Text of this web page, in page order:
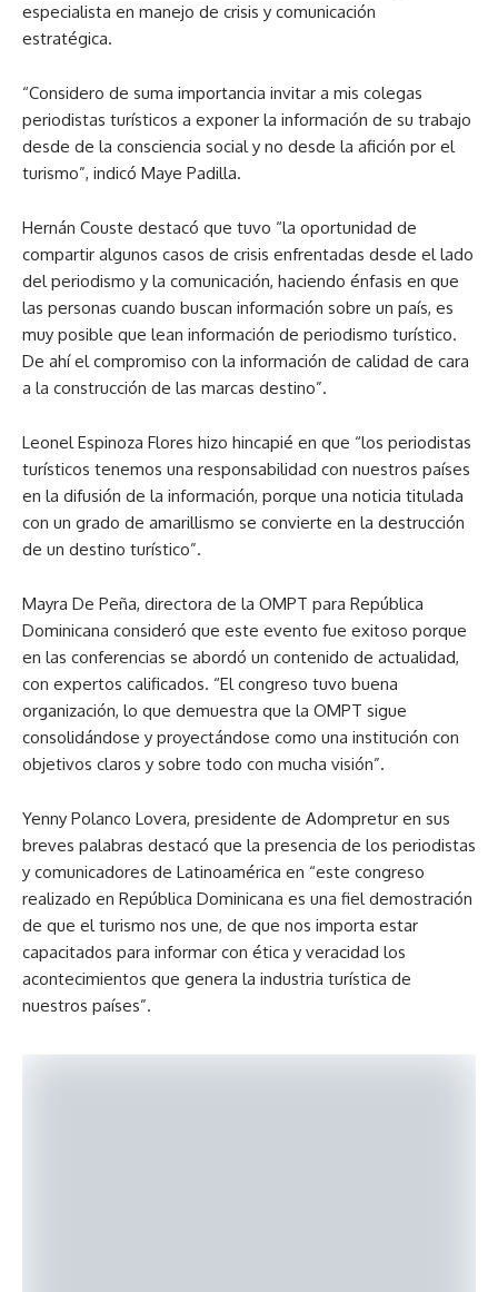
especialista en manejo de crisis y comunicación
estratégica.
“Considero de suma importancia invitar a mis colegas
periodistas turísticos a exponer la información de su trabajo
desde de la consciencia social y no desde la afición por el
turismo”, indicó Maye Padilla.
Hernán Couste destacó que tuvo “la oportunidad de
compartir algunos casos de crisis enfrentadas desde el lado
del periodismo y la comunicación, haciendo énfasis en que
las personas cuando buscan información sobre un país, es
muy posible que lean información de periodismo turístico.
De ahí el compromiso con la información de calidad de cara
a la construcción de las marcas destino”.
Leonel Espinoza Flores hizo hincapié en que “los periodistas
turísticos tenemos una responsabilidad con nuestros países
en la difusión de la información, porque una noticia titulada
con un grado de amarillismo se convierte en la destrucción
de un destino turístico”.
Mayra De Peña, directora de la OMPT para República
Dominicana consideró que este evento fue exitoso porque
en las conferencias se abordó un contenido de actualidad,
con expertos calificados. “El congreso tuvo buena
organización, lo que demuestra que la OMPT sigue
consolidándose y proyectándose como una institución con
objetivos claros y sobre todo con mucha visión”.
Yenny Polanco Lovera, presidente de Adompretur en sus
breves palabras destacó que la presencia de los periodistas
y comunicadores de Latinoamérica en “este congreso
realizado en República Dominicana es una fiel demostración
de que el turismo nos une, de que nos importa estar
capacitados para informar con ética y veracidad los
acontecimientos que genera la industria turística de
nuestros países”.